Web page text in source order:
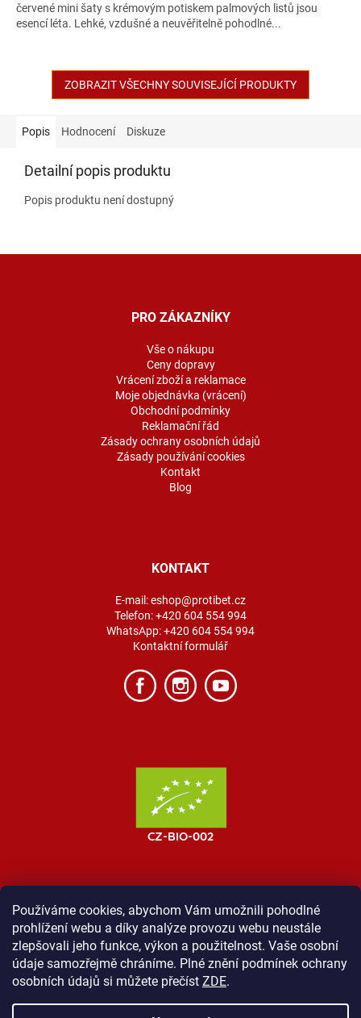
Používáme cookies, abychom Vám umožnili pohodlné
prohlížení webu a díky analýze provozu webu neustále
zlepšovali jeho funkce, výkon a použitelnost. Vaše osobní
údaje samozřejmě chráníme. Plné znění podmínek ochrany
osobních údajů si můžete přečíst ZDE.
červené mini šaty s krémovým potiskem palmových listů jsou
esencí léta. Lehké, vzdušné a neuvěřitelně pohodlné...
ZOBRAZIT VŠECHNY SOUVISEJÍCÍ PRODUKTY
Popis Hodnocení Diskuze
Detailní popis produktu
Popis produktu není dostupný
PRO ZÁKAZNÍKY
Vše o nákupu
Ceny dopravy
Vrácení zboží a reklamace
Moje objednávka (vrácení)
Obchodní podmínky
Reklamační řád
Zásady ochrany osobních údajů
Zásady používání cookies
Kontakt
Blog
KONTAKT
E-mail:eshop@protibet.cz
Telefon:+420 604 554 994
WhatsApp:+420 604 554 994
Kontaktní formulář
MOST ProTibet Vše o nákupu
Obchodní podmínky
Zásady ochrany osobních údajů
Kontakt